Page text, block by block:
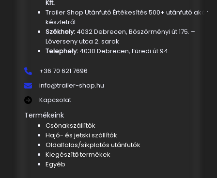
Kft.
Trailer Shop Utánfutó Értékesítés 500+ utánfutó akár
készletről
Székhely: 4032 Debrecen, Böszörményi út 175. –
Lóverseny utca 2. sarok
Telephely:4030 Debrecen, Füredi út 94.
+36 70 621 7696
info@trailer-shop.hu
Kapcsolat
Termékeink
Csónakszállítók
Hajó- és jetski szállítók
Oldalfalas/síkplatós utánfutók
Kiegészítő termékek
Egyéb